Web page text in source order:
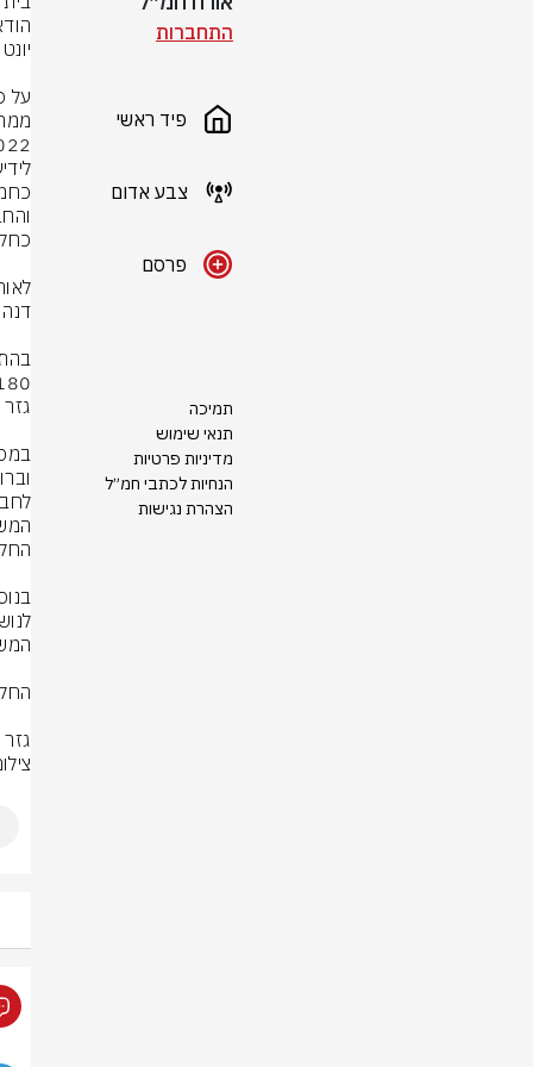
התחברות
פיד ראשי
צבע אדום
פרסם
תמיכה
תנאי שימוש
מדיניות פרטיות
הנחיות לכתבי חמ״ל
הצהרת נגישות
גזר